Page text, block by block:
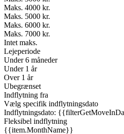
Maks. 4000 kr.
Maks. 5000 kr.
Maks. 6000 kr.
Maks. 7000 kr.
Intet maks.
Lejeperiode
Under 6 måneder
Under 1 år
Over 1 år
Ubegrænset
Indflytning fra
Vælg specifik indflytningsdato
Indflytningsdato:
Fleksibel indflytning
{{item.MonthName}}